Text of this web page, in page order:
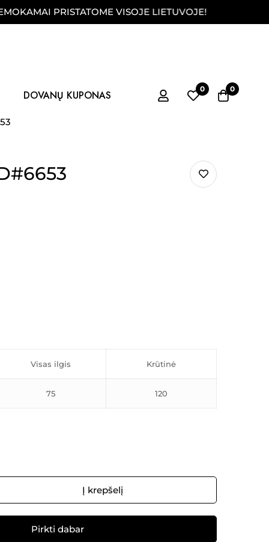
PRISTATOME VISOJE LIETUVOJE!
DOVANŲ KUPONAS 0 0
Visas ilgis Krūtinė
75 120
Į krepšelį
Pirkti dabar